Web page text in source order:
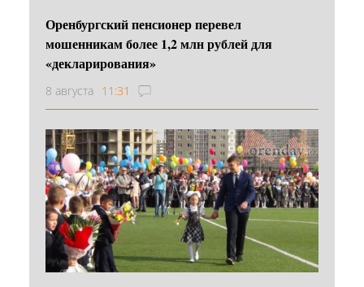
Оренбургский пенсионер перевел
мошенникам более 1,2 млн рублей для
«декларирования»
8 августа 11:31